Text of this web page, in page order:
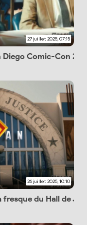
27 juillet 2025, 07:15
Diego Comic-Con
26 juillet 2025, 10:10
fresque du Hall de